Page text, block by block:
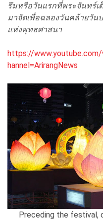
รึมหรือวันแรกที่พระจันทร์
มาจัดเพื่อฉลองวันคล้ายวัน
แห่งพุทธศาสนา
https://
hannel=ArirangNews
Preceding the festival,